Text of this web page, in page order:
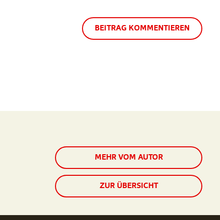
BEITRAG KOMMENTIEREN
MEHR VOM AUTOR
ZUR ÜBERSICHT